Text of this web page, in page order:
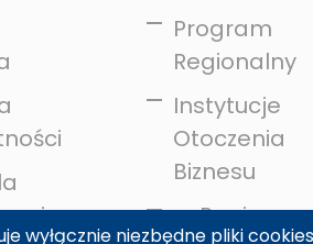
wyłącznie niezbędne pliki
Program
Regionalny
Instytucje
Otoczenia
Biznesu
e-Region